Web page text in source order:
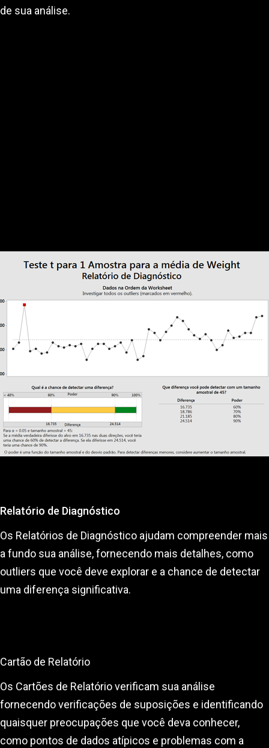
de sua análise.
Relatório de Diagnóstico
Os Relatórios de Diagnóstico ajudam compreender mais
a fundo sua análise, fornecendo mais detalhes, como
outliers que você deve explorar e a chance de detectar
uma diferença significativa.
Cartão de Relatório
Os Cartões de Relatório verificam sua análise
fornecendo verificações de suposições e identificando
quaisquer preocupações que você deva conhecer,
como pontos de dados atípicos e problemas com a